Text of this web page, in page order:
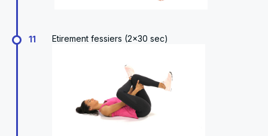
11 Etirement fessiers (2x30 sec)